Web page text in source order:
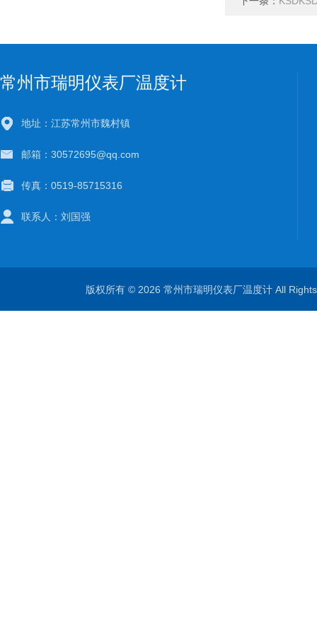
常州市瑞明仪表厂温度计
地址：江苏常州市魏村镇
邮箱：30572695@qq.com
传真：0519-85715316
联系人：刘国强
版权所有 © 2026 常州市瑞明仪表厂温度计 All